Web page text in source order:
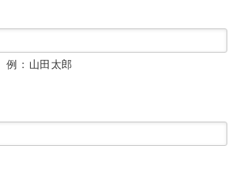
：山田太郎